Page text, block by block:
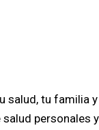
salud, tu familia
personales